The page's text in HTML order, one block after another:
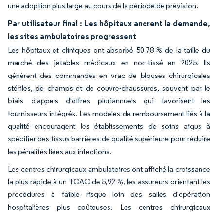
une adoption plus large au cours de la période de prévision.
Par utilisateur final : Les hôpitaux ancrent la demande,
les sites ambulatoires progressent
Les hôpitaux et cliniques ont absorbé 50,78 % de la taille du
marché des jetables médicaux en non-tissé en 2025. Ils
génèrent des commandes en vrac de blouses chirurgicales
stériles, de champs et de couvre-chaussures, souvent par le
biais d'appels d'offres pluriannuels qui favorisent les
fournisseurs intégrés. Les modèles de remboursement liés à la
qualité encouragent les établissements de soins aigus à
spécifier des tissus barrières de qualité supérieure pour réduire
les pénalités liées aux infections.
Les centres chirurgicaux ambulatoires ont affiché la croissance
la plus rapide à un TCAC de 5,92 %, les assureurs orientant les
procédures à faible risque loin des salles d'opération
hospitalières plus coûteuses. Les centres chirurgicaux